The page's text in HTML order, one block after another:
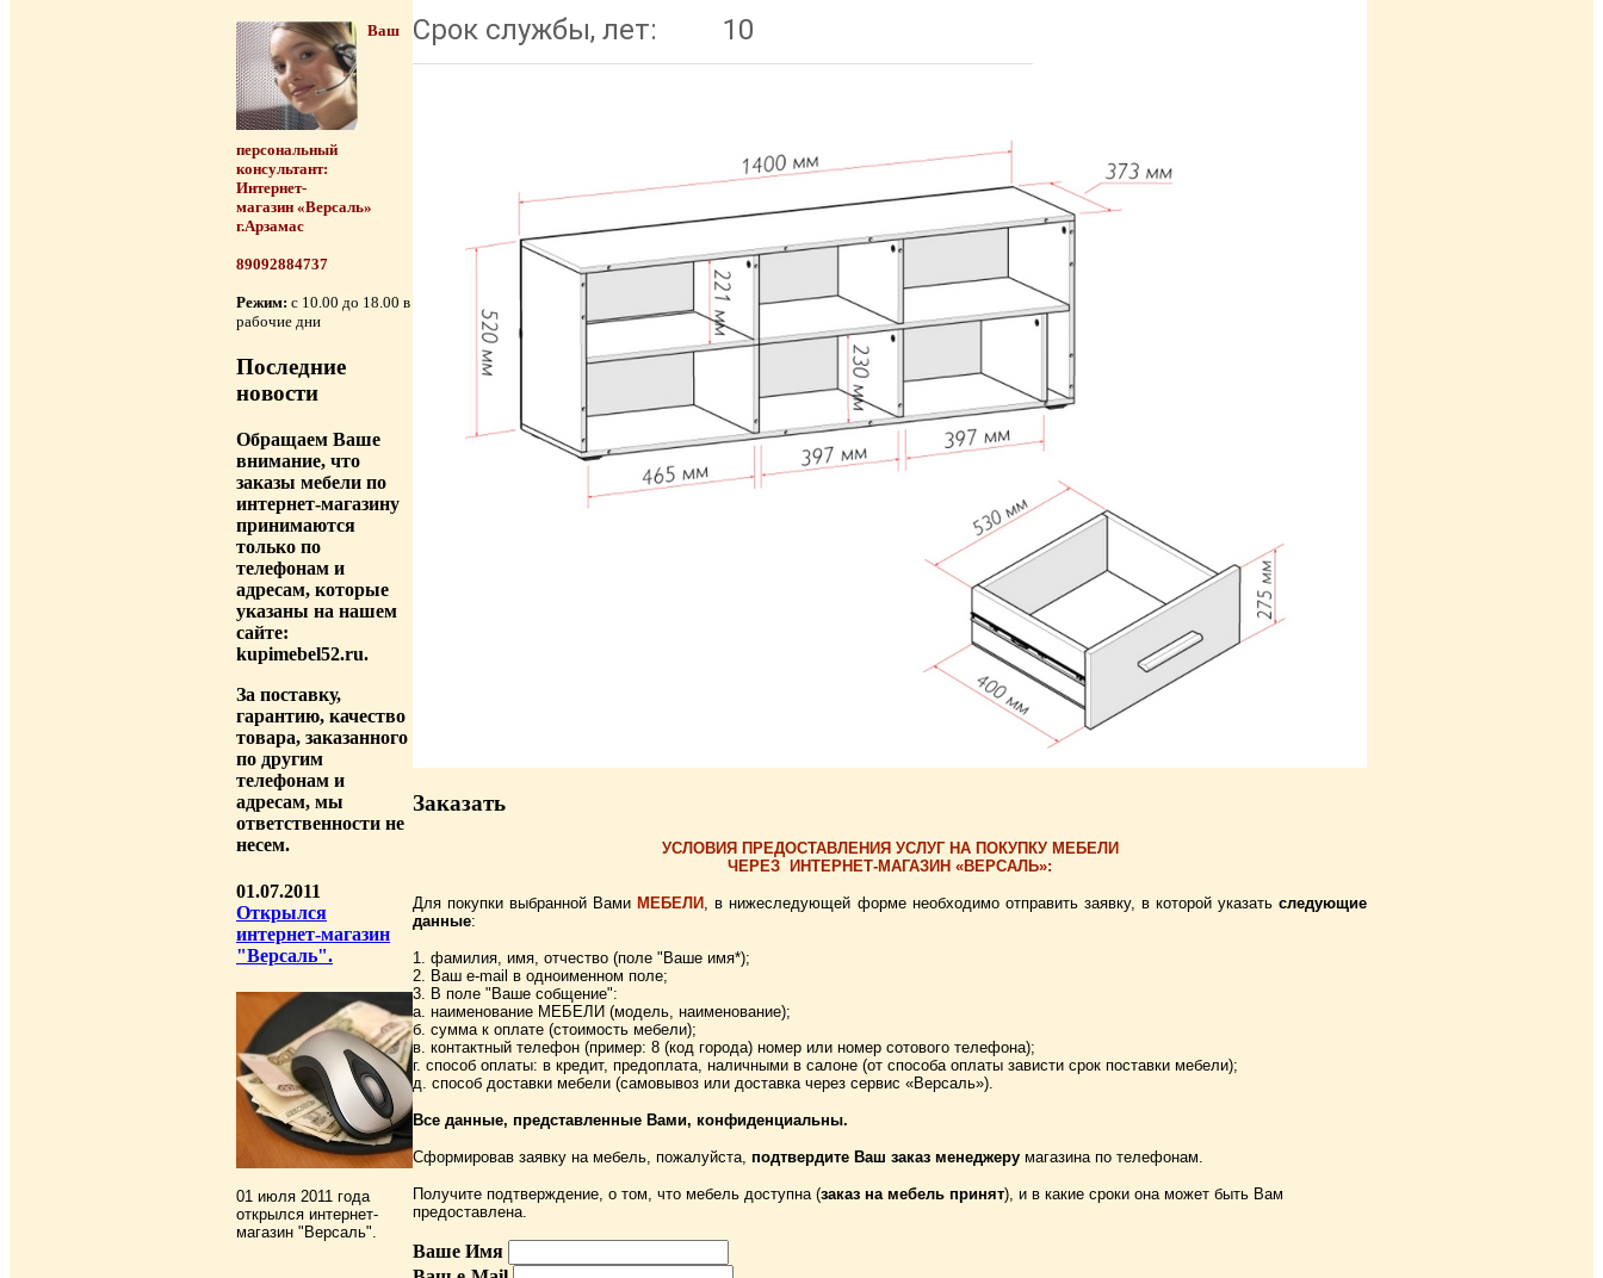
Ваш
персональный
консультант:
Интернет-
магазин «Версаль»
г.Арзамас
89092884737
Режим: с 10.00 до 18.00 в
рабочие дни
Последние
новости
Обращаем Ваше
внимание, что
заказы мебели по
интернет-магазину
принимаются
только по
телефонам и
адресам, которые
указаны на нашем
сайте:
kupimebel52.ru.
За поставку,
гарантию, качество
товара, заказанного
по другим
телефонам и
адресам, мы
ответственности не
несем.
01.07.2011
Открылся
интернет-магазин
"Версаль".
01 июля 2011 года
открылся интернет-
магазин "Версаль".
Срок службы, лет: 10
Заказать
УСЛОВИЯ ПРЕДОСТАВЛЕНИЯ УСЛУГ НА ПОКУПКУ МЕБЕЛИ
ЧЕРЕЗ
ИНТЕРНЕТ-МАГАЗИН «ВЕРСАЛЬ»:
Для покупки выбранной Вами МЕБЕЛИ , в нижеследующей форме необходимо отправить заявку, в которой указатьследующие
данные:
1. фамилия, имя, отчество (поле "Ваше имя*);
2. Ваш e-mail в одноименном поле;
3. В поле "Ваше собщение":
а. наименование МЕБЕЛИ (модель, наименование);
б. сумма к оплате (стоимость мебели);
в. контактный телефон (пример: 8 (код города) номер или номер сотового телефона);
г. способ оплаты: в кредит, предоплата, наличными в салоне (от способа оплаты зависти срок поставки мебели);
д. способ доставки мебели (самовывоз или доставка через сервис «Версаль»).
Все данные, представленные Вами, конфиденциальны.
Сформировав заявку на мебель, пожалуйста, подтвердите Ваш заказ менеджеру магазина по телефонам.
Получите подтверждение, о том, что мебель доступна (заказ на мебель принят), и в какие сроки она может быть Вам
предоставлена.
Ваше Имя